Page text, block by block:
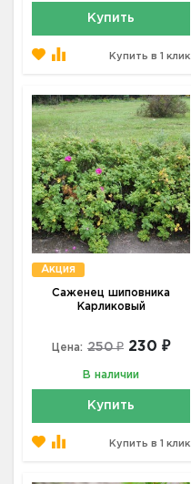
Купить
Купить в 1 клик
Акция
Саженец шиповника
Карликовый
Цена: 250 ₽ 230 ₽
В наличии
Купить
Купить в 1 клик